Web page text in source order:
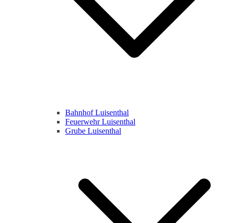
Bahnhof Luisenthal
Feuerwehr Luisenthal
Grube Luisenthal